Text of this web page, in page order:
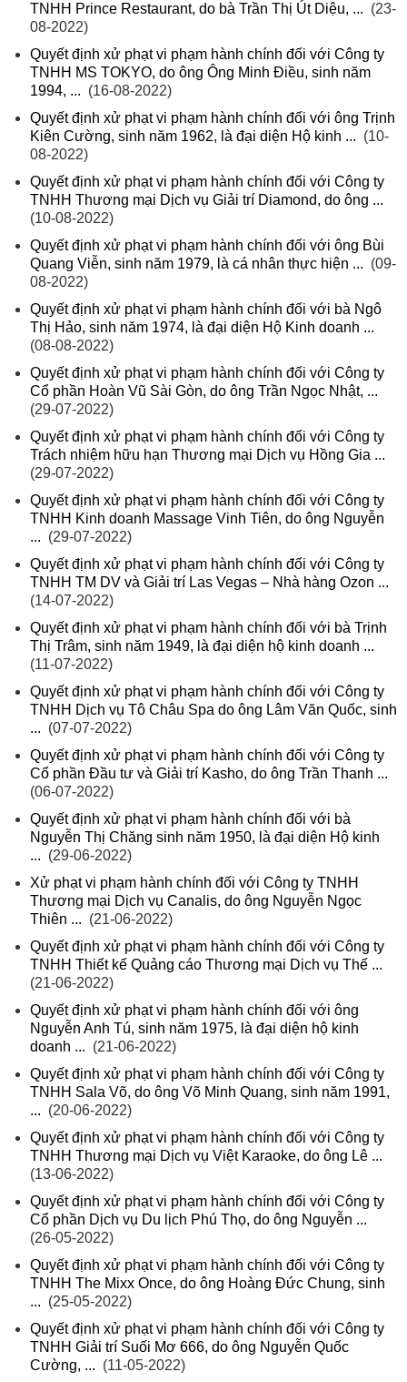
TNHH Prince Restaurant, do bà Trần Thị Út Diệu, ... (23-
08-2022)
Quyết định xử phạt vi phạm hành chính đối với Công ty
TNHH MS TOKYO, do ông Ông Minh Điều, sinh năm
1994, ... (16-08-2022)
Quyết định xử phạt vi phạm hành chính đối với ông Trịnh
Kiên Cường, sinh năm 1962, là đại diện Hộ kinh ... (10-
08-2022)
Quyết định xử phạt vi phạm hành chính đối với Công ty
TNHH Thương mại Dịch vụ Giải trí Diamond, do ông ...
(10-08-2022)
Quyết định xử phạt vi phạm hành chính đối với ông Bùi
Quang Viễn, sinh năm 1979, là cá nhân thực hiện ... (09-
08-2022)
Quyết định xử phạt vi phạm hành chính đối với bà Ngô
Thị Hảo, sinh năm 1974, là đại diện Hộ Kinh doanh ...
(08-08-2022)
Quyết định xử phạt vi phạm hành chính đối với Công ty
Cổ phần Hoàn Vũ Sài Gòn, do ông Trần Ngọc Nhật, ...
(29-07-2022)
Quyết định xử phạt vi phạm hành chính đối với Công ty
Trách nhiệm hữu hạn Thương mại Dịch vụ Hồng Gia ...
(29-07-2022)
Quyết định xử phạt vi phạm hành chính đối với Công ty
TNHH Kinh doanh Massage Vinh Tiên, do ông Nguyễn
... (29-07-2022)
Quyết định xử phạt vi phạm hành chính đối với Công ty
TNHH TM DV và Giải trí Las Vegas – Nhà hàng Ozon ...
(14-07-2022)
Quyết định xử phạt vi phạm hành chính đối với bà Trịnh
Thị Trâm, sinh năm 1949, là đại diện hộ kinh doanh ...
(11-07-2022)
Quyết định xử phạt vi phạm hành chính đối với Công ty
TNHH Dịch vụ Tô Châu Spa do ông Lâm Văn Quốc, sinh
... (07-07-2022)
Quyết định xử phạt vi phạm hành chính đối với Công ty
Cổ phần Đầu tư và Giải trí Kasho, do ông Trần Thanh ...
(06-07-2022)
Quyết định xử phạt vi phạm hành chính đối với bà
Nguyễn Thị Chăng sinh năm 1950, là đại diện Hộ kinh
... (29-06-2022)
Xử phạt vi phạm hành chính đối với Công ty TNHH
Thương mại Dịch vụ Canalis, do ông Nguyễn Ngọc
Thiên ... (21-06-2022)
Quyết định xử phạt vi phạm hành chính đối với Công ty
TNHH Thiết kế Quảng cáo Thương mại Dịch vụ Thế ...
(21-06-2022)
Quyết định xử phạt vi phạm hành chính đối với ông
Nguyễn Anh Tú, sinh năm 1975, là đại diện hộ kinh
doanh ... (21-06-2022)
Quyết định xử phạt vi phạm hành chính đối với Công ty
TNHH Sala Võ, do ông Võ Minh Quang, sinh năm 1991,
... (20-06-2022)
Quyết định xử phạt vi phạm hành chính đối với Công ty
TNHH Thương mại Dịch vụ Việt Karaoke, do ông Lê ...
(13-06-2022)
Quyết định xử phạt vi phạm hành chính đối với Công ty
Cổ phần Dịch vụ Du lịch Phú Thọ, do ông Nguyễn ...
(26-05-2022)
Quyết định xử phạt vi phạm hành chính đối với Công ty
TNHH The Mixx Once, do ông Hoàng Đức Chung, sinh
... (25-05-2022)
Quyết định xử phạt vi phạm hành chính đối với Công ty
TNHH Giải trí Suối Mơ 666, do ông Nguyễn Quốc
Cường, ... (11-05-2022)